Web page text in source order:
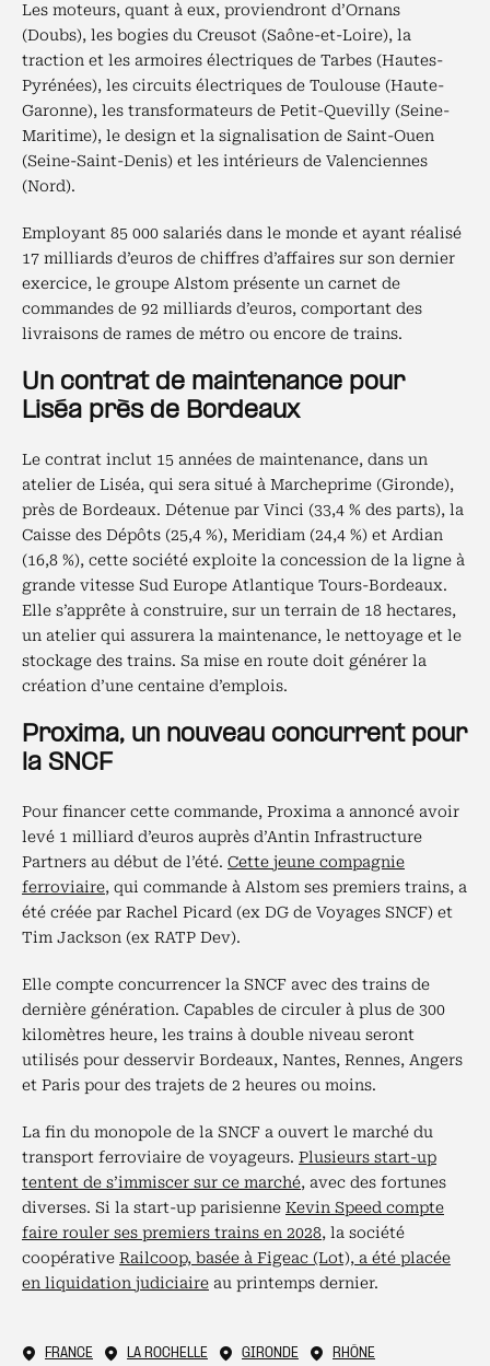
Les moteurs, quant à eux, proviendront d’Ornans
(Doubs), les bogies du Creusot (Saône-et-Loire), la
traction et les armoires électriques de Tarbes (Hautes-
Pyrénées), les circuits électriques de Toulouse (Haute-
Garonne), les transformateurs de Petit-Quevilly (Seine-
Maritime), le design et la signalisation de Saint-Ouen
(Seine-Saint-Denis) et les intérieurs de Valenciennes
(Nord).
Employant 85 000 salariés dans le monde et ayant réalisé
17 milliards d’euros de chiffres d’affaires sur son dernier
exercice, le groupe Alstom présente un carnet de
commandes de 92 milliards d’euros, comportant des
livraisons de rames de métro ou encore de trains.
Un contrat de maintenance pour
Liséa près de Bordeaux
Le contrat inclut 15 années de maintenance, dans un
atelier de Liséa, qui sera situé à Marcheprime (Gironde),
près de Bordeaux. Détenue par Vinci (33,4 % des parts), la
Caisse des Dépôts (25,4 %), Meridiam (24,4 %) et Ardian
(16,8 %), cette société exploite la concession de la ligne à
grande vitesse Sud Europe Atlantique Tours-Bordeaux.
Elle s’apprête à construire, sur un terrain de 18 hectares,
un atelier qui assurera la maintenance, le nettoyage et le
stockage des trains. Sa mise en route doit générer la
création d’une centaine d’emplois.
Proxima, un nouveau concurrent pour
la SNCF
Pour financer cette commande, Proxima a annoncé avoir
levé 1 milliard d’euros auprès d’Antin Infrastructure
Partners au début de l’été. Cette jeune compagnie
ferroviaire, qui commande à Alstom ses premiers trains, a
été créée par Rachel Picard (ex DG de Voyages SNCF) et
Tim Jackson (ex RATP Dev).
Elle compte concurrencer la SNCF avec des trains de
dernière génération. Capables de circuler à plus de 300
kilomètres heure, les trains à double niveau seront
utilisés pour desservir Bordeaux, Nantes, Rennes, Angers
et Paris pour des trajets de 2 heures ou moins.
La fin du monopole de la SNCF a ouvert le marché du
transport ferroviaire de voyageurs. Plusieurs start-up
tentent de s’immiscer sur ce marché, avec des fortunes
diverses. Si la start-up parisienne Kevin Speed compte
faire rouler ses premiers trains en 2028, la société
coopérative Railcoop, basée à Figeac (Lot), a été placée
en liquidation judiciaire au printemps dernier.
FRANCE LA ROCHELLE GIRONDE
RHÔNE